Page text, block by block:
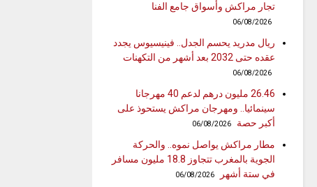
تجار مراكش وأسواق جامع الفنا
06/08/2026
ريال مدريد يحسم الجدل.. فينيسيوس يجدد
عقده حتى 2032 بعد أشهر من التكهنات
06/08/2026
26.46 مليون درهم لدعم 40 مهرجانا
سينمائيا.. ومهرجان مراكش يستحوذ على
أكبر حصة
06/08/2026
مطار مراكش يواصل نموه.. والحركة
الجوية بالمغرب تتجاوز 18.8 مليون مسافر
في ستة أشهر
06/08/2026